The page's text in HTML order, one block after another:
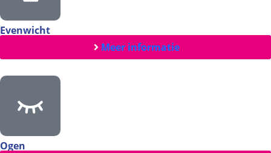
Evenwicht
Meer informatie
Ogen